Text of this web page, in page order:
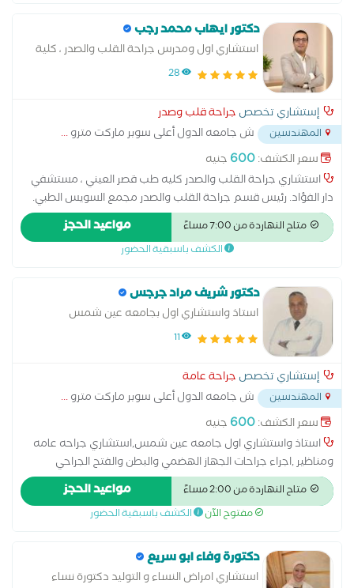
الأعصاب لمرضى السكر أمراض الغدة الكظرية أمراض الغدد الصماء
اضطرابات الغدة النخامية اضطرابات الهرمونات الجنسية الغدة الدرقية
والجار درقية الفشل الكلوي نتيجة مرض السكر تشخيص سكر الحمل
ضبط ضغط الدم والسكر لمرضى الكبد و الكلى علاج اضطرابات
الهرمونات عند البلوغ علاج السكر النوع الأول علاج السكر النوع الثاني
علاج الضعف الجنسى الناتج عن مرض السكر علاج سكر الحمل علاج
قصر القامة وتأخر البلوغ علاج مرض السكر متابعة سكر الحمل متابعة
سكر بالغين نوع أول وثاني ومضاعفاته مشكلات الكلى عند مرضى
السكر مضاعفات مرض السكر نقص هرمون النمو
دكتور ايهاب محمد رجب
استشاري اول ومدرس جراحة القلب والصدر ، كلية
طب قصر العيني جامعة القاهرة
28
إستشاري تخصص جراحة قلب وصدر
المهندسين ش جامعه الدول أعلى سوبر ماركت مترو...
سعر الكشف:600 جنيه
استشاري جراحة القلب والصدر كليه طب قصر العيني ، مستشفي
دار الفؤاد. رئيس قسم جراحة القلب والصدر مجمع السويس الطبي.
استشاري جراحات القلب المفتوح والقلب النابض للشرايين التاجيه
وجراحات الشريان الاورطي والتدخل المحدود لصمامات القلب .
استشاري جراحات ومناظير الصدر
متاح النهاردة من 7:00 مساءً مواعيد الحجز
الكشف باسبقية الحضور
دكتور شريف مراد جرجس
استاذ واستشاري اول بجامعه عين شمس
11
إستشاري تخصص جراحة عامة
المهندسين ش جامعه الدول أعلى سوبر ماركت مترو...
سعر الكشف:600 جنيه
استاذ واستشاري اول جامعه عين شمس,استشاري جراحه عامه
ومناظير ,اجراء جراحات الجهاز الهضمي والبطن والفتح الجراحي
,التعامل مع الحالات الطارئه وجراحات اليوم الواحد بمهاره عاليه ,
استشاري جراحه عامه وجراحه المناظير والاورام وجراحه الاطفال
وجراحات السمنه المفرطه .
متاح النهاردة من 2:00 مساءً مواعيد الحجز
مفتوح الآن الكشف باسبقية الحضور
دكتورة وفاء ابو سريع
استشاري امراض النساء و التوليد دكتورة نساء